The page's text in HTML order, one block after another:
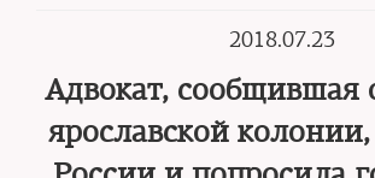
2018.07.23
Адвокат, сообщившая
ярославской